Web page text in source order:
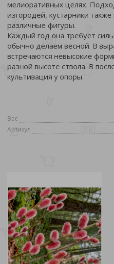
мелиоративных целях.
изгородей, кустарники
различные фигуры.
Каждый год она требует
обычно делаем весной. В
встречаются невысокие
разной высоте ствола. В
культивация у опоры.
Вес
Артикул